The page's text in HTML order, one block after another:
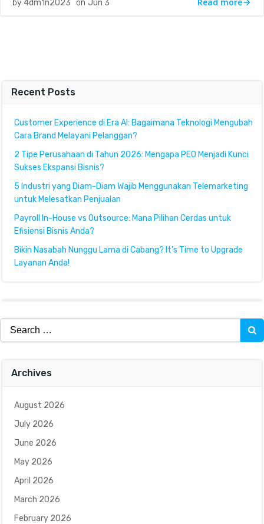
by 4dm1n2023 on Jun 3
Recent Posts
Customer Experience di Era AI: Bagaimana Teknologi Mengubah
Cara Brand Melayani Pelanggan?
2 Tipe Perusahaan di Tahun 2026: Mengapa PEO Menjadi Kunci
Sukses Ekspansi Bisnis?
5 Industri yang Diam-Diam Wajib Menggunakan Telemarketing
untuk Melesatkan Penjualan
Payroll In-House vs Outsource: Mana Pilihan Cerdas untuk
Efisiensi Bisnis Anda?
Bikin Nasabah Nunggu Lama di Cabang? It’s Time to Upgrade
Layanan Anda!
Search
for:
Archives
August 2026
July 2026
June 2026
May 2026
April 2026
March 2026
February 2026